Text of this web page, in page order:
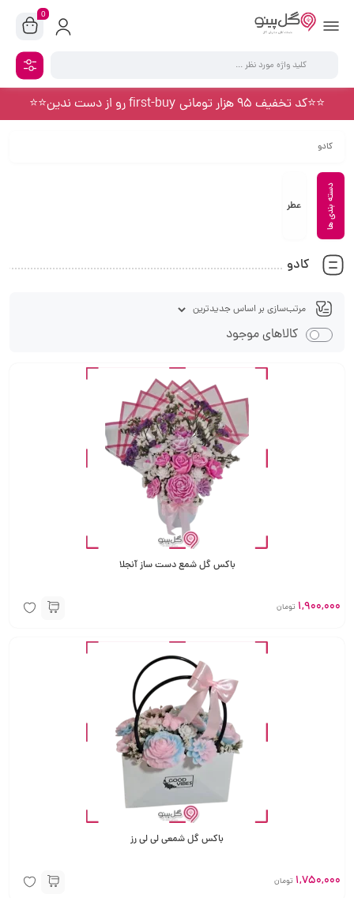
0
⭐️⭐️کد تخفیف 95 هزار تومانی first-buy رو از دست ندین⭐️⭐️
کادو
عطر
کادو
کالاهای موجود
باکس گل شمع دست ساز آنجلا
1,900,000 تومان
باکس گل شمعی لی لی رز
1,750,000 تومان